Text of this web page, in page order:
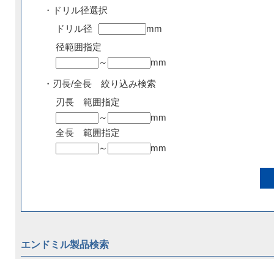
・ドリル径選択
ドリル径
mm
径範囲指定
～
mm
・刃長/全長 絞り込み検索
刃長 範囲指定
～
mm
全長 範囲指定
～
mm
エンドミル製品検索